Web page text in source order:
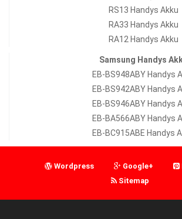
RS13 Handys Akku
RA33 Handys Akku
RA12 Handys Akku
Samsung Handys
EB-BS948ABY Handys
EB-BS942ABY Handys
EB-BS946ABY Handys
EB-BA566ABY Handys
EB-BC915ABE Handys
Wordpress Google+
Sitemap